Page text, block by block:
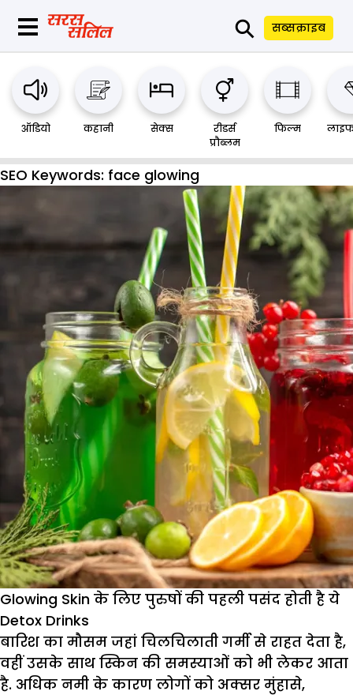
⚲ सब्सक्राइब
ऑडियो कहानी सेक्स
रीडर्स
प्रौब्लम
फिल्म
SEO Keywords: face glowing
Glowing Skin के लिए पुरुषों की पहली पसंद होती है ये
Detox Drinks
बारिश का मौसम जहां चिलचिलाती गर्मी से राहत देता है,
वहीं उसके साथ स्किन की समस्याओं को भी लेकर आता
है. अधिक नमी के कारण लोगों को अक्सर मुंहासे,